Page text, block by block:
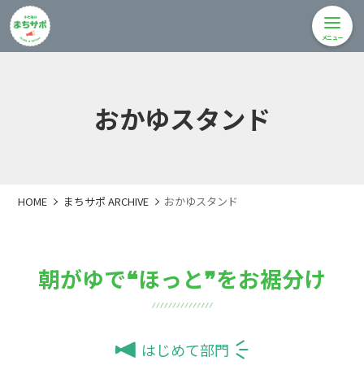
メニュー
おかゆスタンド
HOME まちサポ ARCHIVE おかゆスタンド
朝がゆで❝ほっと❞をお裾分け
はじめて部門